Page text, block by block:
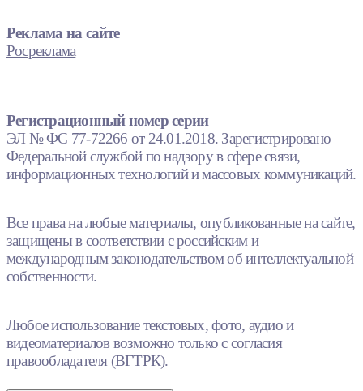
Реклама на сайте
Росреклама
Регистрационный номер серии
ЭЛ № ФС 77-72266 от 24.01.2018. Зарегистрировано
Федеральной службой по надзору в сфере связи,
информационных технологий и массовых коммуникаций.
Все права на любые материалы, опубликованные на сайте,
защищены в соответствии с российским и
международным законодательством об интеллектуальной
собственности.
Любое использование текстовых, фото, аудио и
видеоматериалов возможно только с согласия
правообладателя (ВГТРК).